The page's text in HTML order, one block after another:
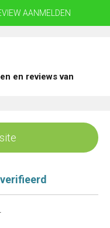
AANMELDEN
en reviews van